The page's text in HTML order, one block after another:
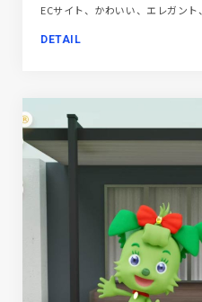
DETAIL